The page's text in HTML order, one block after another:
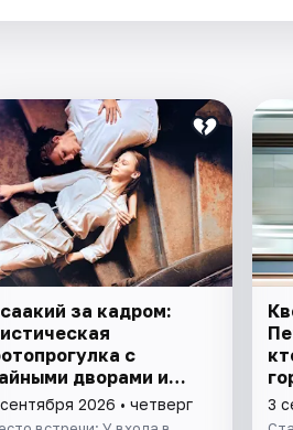
за кадром:
с
дворами и
2026 • четверг 3